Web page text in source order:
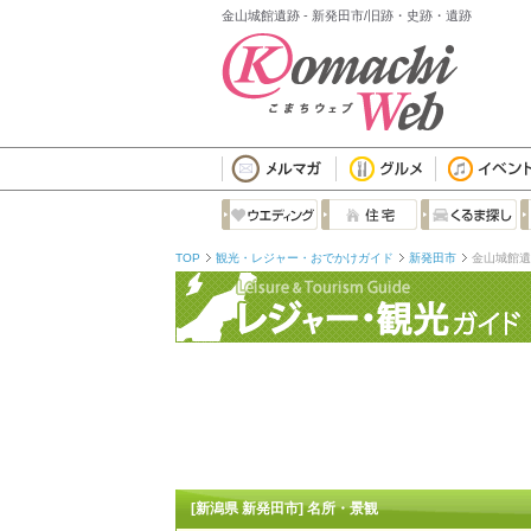
金山城館遺跡 - 新発田市/旧跡・史跡・遺跡
TOP 観光・レジャー・おでかけガイド 新発田市 金山城館
[新潟県 新発田市] 名所・景観